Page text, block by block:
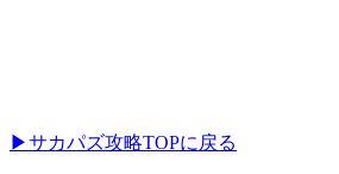
▶サカパズ攻略TOPに戻る